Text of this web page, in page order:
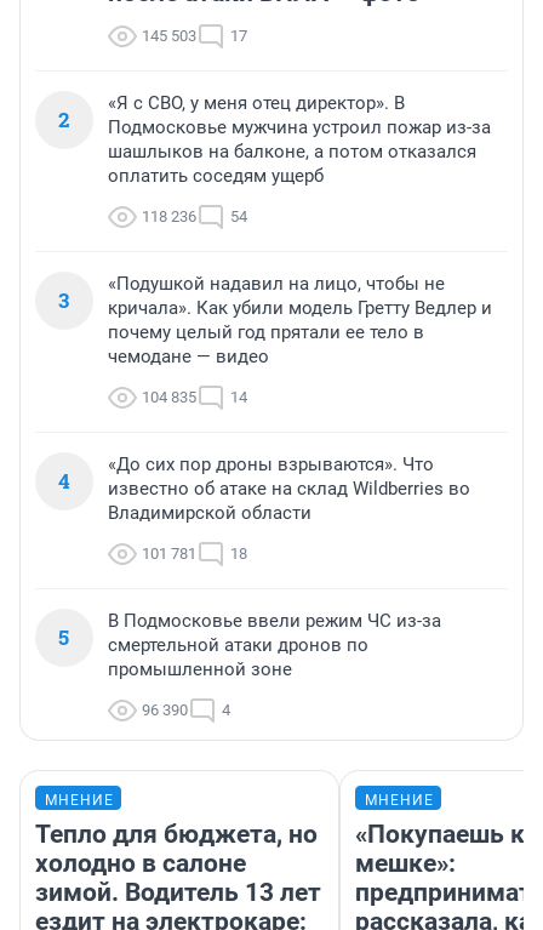
145 503 17
2
«Я с СВО, у меня отец директор». В
Подмосковье мужчина устроил пожар из-за
шашлыков на балконе, а потом отказался
оплатить соседям ущерб
118 236 54
3
«Подушкой надавил на лицо, чтобы не
кричала». Как убили модель Гретту Ведлер и
почему целый год прятали ее тело в
чемодане — видео
104 835 14
4
«До сих пор дроны взрываются». Что
известно об атаке на склад Wildberries во
Владимирской области
101 781 18
5
В Подмосковье ввели режим ЧС из-за
смертельной атаки дронов по
промышленной зоне
96 390 4
МНЕНИЕ
Тепло для бюджета, но
холодно в салоне
зимой. Водитель 13 лет
ездит на электрокаре:
МНЕНИЕ
«Покупаешь
мешке»:
рассказала,